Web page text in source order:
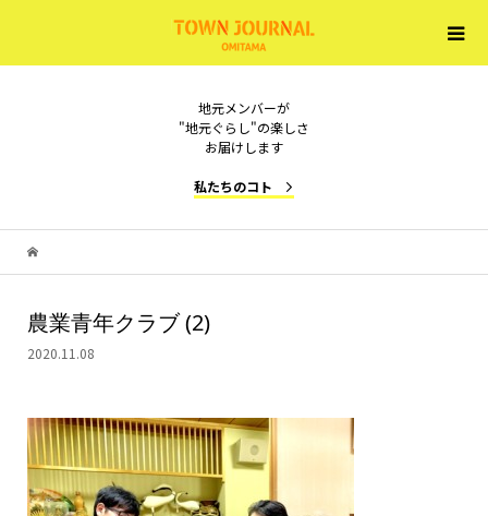
地元メンバーが
"地元ぐらし"の楽しさ
お届けします
私たちのコト
農業青年クラブ (2)
2020.11.08